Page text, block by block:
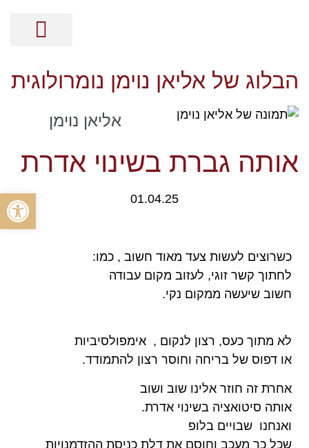
הבלוג של אליאן נוימן נומרולוגית
אליאן נוימן
אותה גברת בשינוי אדרת
01.04.25
כשרוצים לעשות צעד מאוד חשוב , כמו:
לחתוך קשר זוגי, לעזוב מקום עבודה
חשוב שיעשה ממקום נקי.
לא מתוך כעס, רצון לנקום , אימפולסיביות
או דפוס של בריחה וחוסר רצון להתמודד.
אחרת זה חוזר אלינו שוב ושוב
אותה סיטואציה בשינוי אדרת.
ואנחנו שבויים בלופ
שכל כך מעכב וחוסם את דלת כניסת ההזדמנויות
פתח